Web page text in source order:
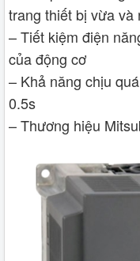
trang thiết bị vừa và
– Tiết kiệm điện
của động cơ
– Khả năng chịu
0.5s
– Thương hiệu